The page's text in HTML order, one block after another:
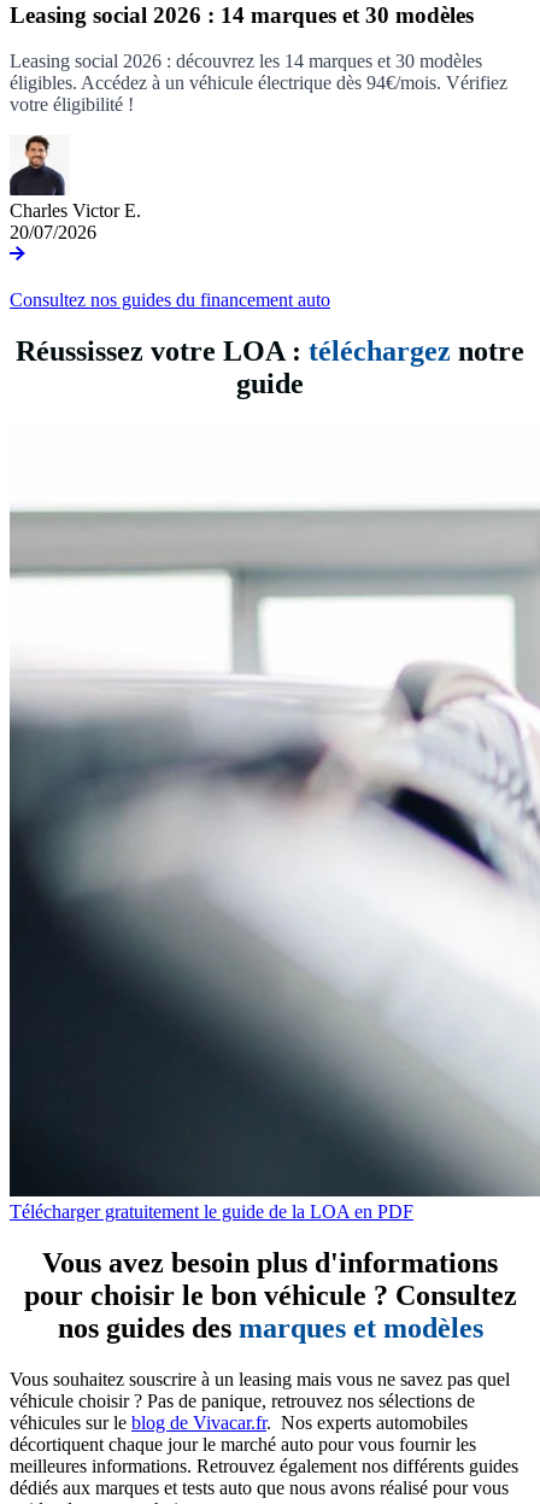
Leasing social 2026 : 14 marques et 30 modèles
Leasing social 2026 : découvrez les 14 marques et 30 modèles
éligibles. Accédez à un véhicule électrique dès 94€/mois. Vérifiez
votre éligibilité !
Charles Victor E.
20/07/2026
Consultez nos guides du financement auto
Réussissez votre LOA : téléchargez notre
guide
Télécharger gratuitement le guide de la LOA en PDF
Vous avez besoin plus d'informations
pour choisir le bon véhicule ? Consultez
nos guides des marques et modèles
Vous souhaitez souscrire à un leasing mais vous ne savez pas quel
véhicule choisir ? Pas de panique, retrouvez nos sélections de
véhicules sur le blog de Vivacar.fr. Nos experts automobiles
décortiquent chaque jour le marché auto pour vous fournir les
meilleures informations. Retrouvez également nos différents guides
dédiés aux marques et tests auto que nous avons réalisé pour vous